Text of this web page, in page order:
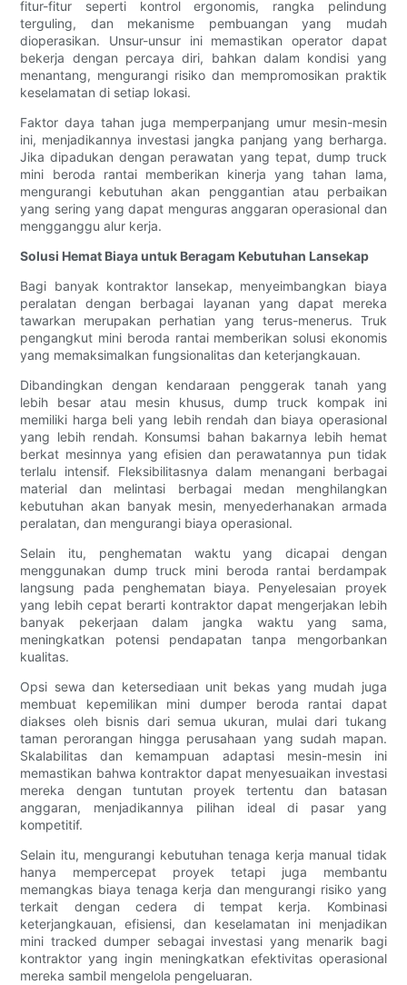
fitur-fitur seperti kontrol ergonomis, rangka pelindung
terguling, dan mekanisme pembuangan yang mudah
dioperasikan. Unsur-unsur ini memastikan operator dapat
bekerja dengan percaya diri, bahkan dalam kondisi yang
menantang, mengurangi risiko dan mempromosikan praktik
keselamatan di setiap lokasi.
Faktor daya tahan juga memperpanjang umur mesin-mesin
ini, menjadikannya investasi jangka panjang yang berharga.
Jika dipadukan dengan perawatan yang tepat, dump truck
mini beroda rantai memberikan kinerja yang tahan lama,
mengurangi kebutuhan akan penggantian atau perbaikan
yang sering yang dapat menguras anggaran operasional dan
mengganggu alur kerja.
Solusi Hemat Biaya untuk Beragam Kebutuhan Lansekap
Bagi banyak kontraktor lansekap, menyeimbangkan biaya
peralatan dengan berbagai layanan yang dapat mereka
tawarkan merupakan perhatian yang terus-menerus. Truk
pengangkut mini beroda rantai memberikan solusi ekonomis
yang memaksimalkan fungsionalitas dan keterjangkauan.
Dibandingkan dengan kendaraan penggerak tanah yang
lebih besar atau mesin khusus, dump truck kompak ini
memiliki harga beli yang lebih rendah dan biaya operasional
yang lebih rendah. Konsumsi bahan bakarnya lebih hemat
berkat mesinnya yang efisien dan perawatannya pun tidak
terlalu intensif. Fleksibilitasnya dalam menangani berbagai
material dan melintasi berbagai medan menghilangkan
kebutuhan akan banyak mesin, menyederhanakan armada
peralatan, dan mengurangi biaya operasional.
Selain itu, penghematan waktu yang dicapai dengan
menggunakan dump truck mini beroda rantai berdampak
langsung pada penghematan biaya. Penyelesaian proyek
yang lebih cepat berarti kontraktor dapat mengerjakan lebih
banyak pekerjaan dalam jangka waktu yang sama,
meningkatkan potensi pendapatan tanpa mengorbankan
kualitas.
Opsi sewa dan ketersediaan unit bekas yang mudah juga
membuat kepemilikan mini dumper beroda rantai dapat
diakses oleh bisnis dari semua ukuran, mulai dari tukang
taman perorangan hingga perusahaan yang sudah mapan.
Skalabilitas dan kemampuan adaptasi mesin-mesin ini
memastikan bahwa kontraktor dapat menyesuaikan investasi
mereka dengan tuntutan proyek tertentu dan batasan
anggaran, menjadikannya pilihan ideal di pasar yang
kompetitif.
Selain itu, mengurangi kebutuhan tenaga kerja manual tidak
hanya mempercepat proyek tetapi juga membantu
memangkas biaya tenaga kerja dan mengurangi risiko yang
terkait dengan cedera di tempat kerja. Kombinasi
keterjangkauan, efisiensi, dan keselamatan ini menjadikan
mini tracked dumper sebagai investasi yang menarik bagi
kontraktor yang ingin meningkatkan efektivitas operasional
mereka sambil mengelola pengeluaran.